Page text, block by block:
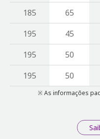
185
65
195
45
195
50
195
50
※ As informações